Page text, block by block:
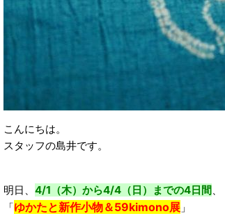
こんにちは。
スタッフの島井です。
明日、 4/1（木）から4/4（日）までの4日間
「ゆかたと新作小物＆59kimono展 」